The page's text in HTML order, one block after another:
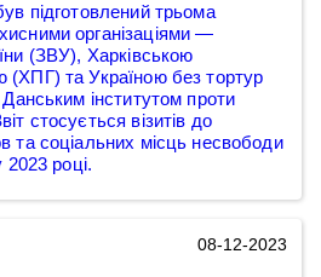
підготовлений трьома
організаціями —
(ЗВУ), Харківською
(ХПГ) та Україною без тортур
інститутом проти
стосується візитів до
та соціальних місць несвободи
2023 році.
08-12-2023